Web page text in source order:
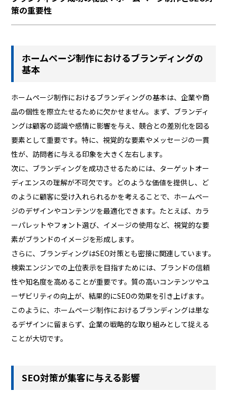
策の重要性
ホームページ制作におけるブランディングの
基本
ホームページ制作におけるブランディングの基本は、企業や商
品の個性を際立たせるために欠かせません。まず、ブランディ
ングは顧客の認識や感情に影響を与え、競合との差別化を図る
要素として重要です。特に、視覚的な要素やメッセージの一貫
性が、訪問者に与える印象を大きく左右します。
次に、ブランディングを成功させるためには、ターゲットオー
ディエンスの理解が不可欠です。どのような価値を提供し、ど
のように顧客に受け入れられるかを考えることで、ホームペー
ジのデザインやコンテンツを最適化できます。たとえば、カラ
ーパレットやフォント選び、イメージの使用など、視覚的な要
素がブランドのイメージを形成します。
さらに、ブランディングはSEO対策とも密接に関連しています。
検索エンジンでの上位表示を目指すためには、ブランドの信頼
性や知名度を高めることが重要です。質の高いコンテンツやユ
ーザビリティの向上が、結果的にSEOの効果を引き上げます。
このように、ホームページ制作におけるブランディングは単な
るデザインに留まらず、企業の戦略的な取り組みとして捉える
ことが大切です。
SEO対策が集客に与える影響